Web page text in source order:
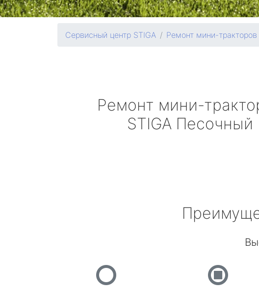
Сервисный центр STIGA Ремонт мини-тракторов
Ремонт мини-
STIGAПесочный